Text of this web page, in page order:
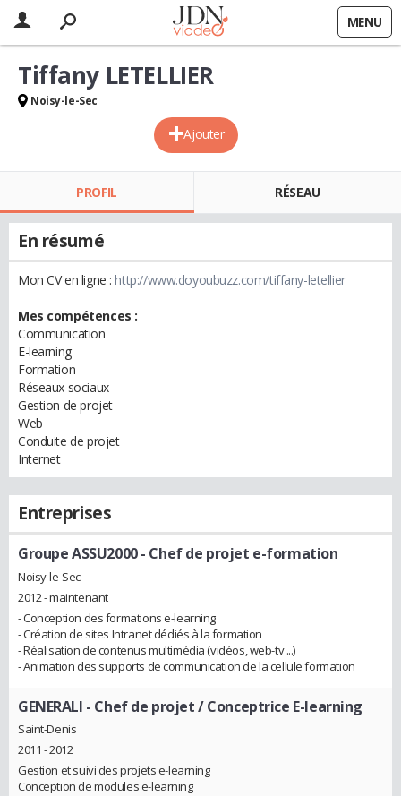
MENU
Ajouter
Tiffany LETELLIER
Noisy-le-Sec
PROFIL RÉSEAU
En résumé
Mon CV en ligne :http://www.doyoubuzz.com/tiffany-letellier
Mes compétences :
Communication
E-learning
Formation
Réseaux sociaux
Gestion de projet
Web
Conduite de projet
Internet
Entreprises
Groupe ASSU2000- Chef de projet e-formation
Noisy-le-Sec
2012 - maintenant
- Conception des formations e-learning
- Création de sites Intranet dédiés à la formation
- Réalisation de contenus multimédia (vidéos, web-tv ...)
- Animation des supports de communication de la cellule formation
GENERALI - Chef de projet / Conceptrice E-learning
Saint-Denis
2011 - 2012
Gestion et suivi des projets e-learning
Conception de modules e-learning